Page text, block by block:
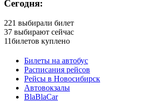
Сегодня:
221 выбирали билет
37 выбирают сейчас
11билетов куплено
Билеты на автобус
Расписания рейсов
Рейсы в Новосибирск
Автовокзалы
BlaBlaCar